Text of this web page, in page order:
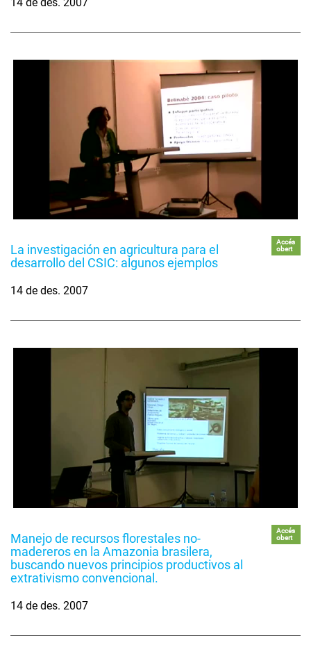
La investigación en agricultura para el
desarrollo del CSIC: algunos ejemplos
Accés
obert
14 de des. 2007
Manejo de recursos florestales no-
madereros en la Amazonia brasilera,
buscando nuevos principios productivos al
extrativismo convencional.
Accés
obert
14 de des. 2007